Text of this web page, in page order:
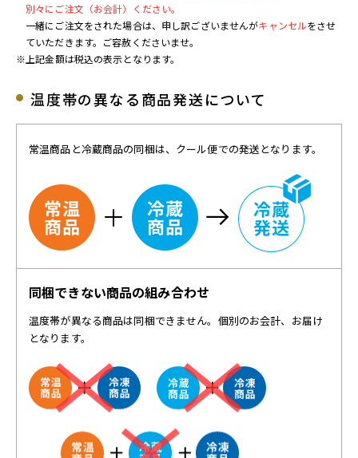
別々にご注文（お会計）ください。
一緒にご注文をされた場合は、申し訳ございませんがキャンセルをさせ
ていただきます。ご容赦くださいませ。
※上記金額は税込の表示となります。
温度帯の異なる商品発送について
常温商品と冷蔵商品の同梱は、クール便での発送となります。
同梱できない商品の組み合わせ
温度帯が異なる商品は同梱できません。個別のお会計、お届け
となります。